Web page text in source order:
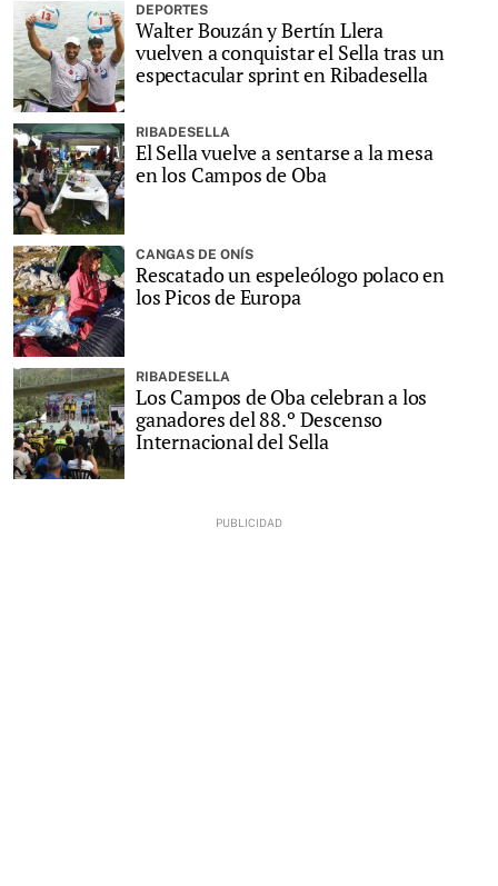
DEPORTES
Walter Bouzán y Bertín Llera
vuelven a conquistar el Sella tras un
espectacular sprint en Ribadesella
RIBADESELLA
El Sella vuelve a sentarse a la mesa
en los Campos de Oba
CANGAS DE ONÍS
Rescatado un espeleólogo polaco en
los Picos de Europa
RIBADESELLA
Los Campos de Oba celebran a los
ganadores del 88.º Descenso
Internacional del Sella